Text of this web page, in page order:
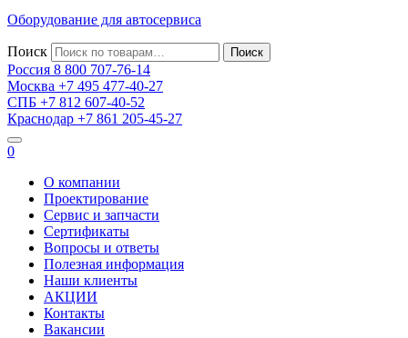
Оборудование для автосервиса
Поиск
Россия 8 800 707-76-14
Москва +7 495 477-40-27
СПБ +7 812 607-40-52
Краснодар +7 861 205-45-27
0
О компании
Проектирование
Сервис и запчасти
Сертификаты
Вопросы и ответы
Полезная информация
Наши клиенты
АКЦИИ
Контакты
Вакансии